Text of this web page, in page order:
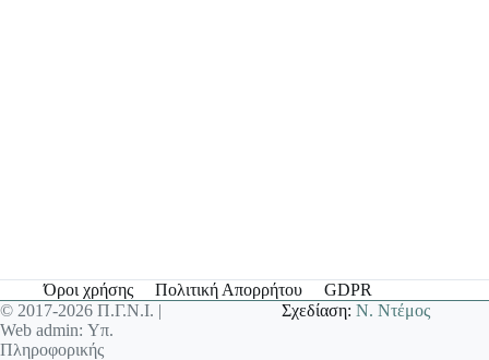
Όροι χρήσης Πολιτική Απορρήτου
GDPR
© 2017-2026 Π.Γ.Ν.Ι. |
Web admin: Υπ.
Πληροφορικής
Σχεδίαση:Ν. Ντέμος